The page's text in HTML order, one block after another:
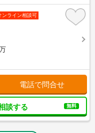
ンライン相談可
電話で問合せ
談する 無料